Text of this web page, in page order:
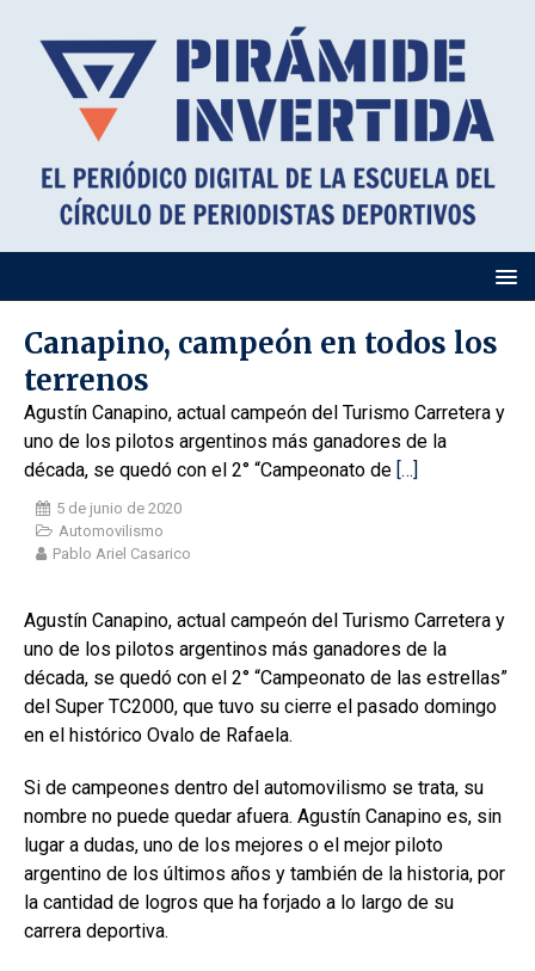
Canapino, campeón en todos los
terrenos
Agustín Canapino, actual campeón del Turismo Carretera y
uno de los pilotos argentinos más ganadores de la
década, se quedó con el 2° “Campeonato de […]
5 de junio de 2020
Automovilismo
Pablo Ariel Casarico
Agustín Canapino, actual campeón del Turismo Carretera y
uno de los pilotos argentinos más ganadores de la
década, se quedó con el 2° “Campeonato de las estrellas”
del Super TC2000, que tuvo su cierre el pasado domingo
en el histórico Ovalo de Rafaela.
Si de campeones dentro del automovilismo se trata, su
nombre no puede quedar afuera. Agustín Canapino es, sin
lugar a dudas, uno de los mejores o el mejor piloto
argentino de los últimos años y también de la historia, por
la cantidad de logros que ha forjado a lo largo de su
carrera deportiva.